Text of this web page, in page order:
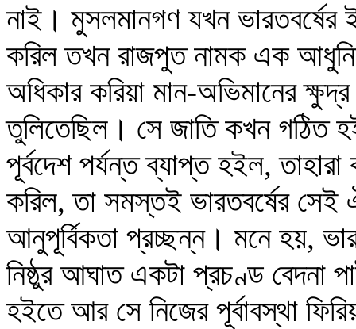
নাই। মুসলমানগণ যখন ভারতবর্ষের
করিল তখন রাজপুত নামক এক
অধিকার করিয়া মান-অভিমানের
তুলিতেছিল। সে জাতি কখন গঠিত
পূর্বদেশ পর্যন্ত ব্যাপ্ত হইল,
করিল, তা সমস্তই ভারতবর্ষের সেই
আনুপূর্বিকতা প্রচ্ছন্ন। মনে হয়,
নিষ্ঠুর আঘাত একটা প্রচণ্ড বেদনা
হইতে আর সে নিজের পূর্বাবস্থা